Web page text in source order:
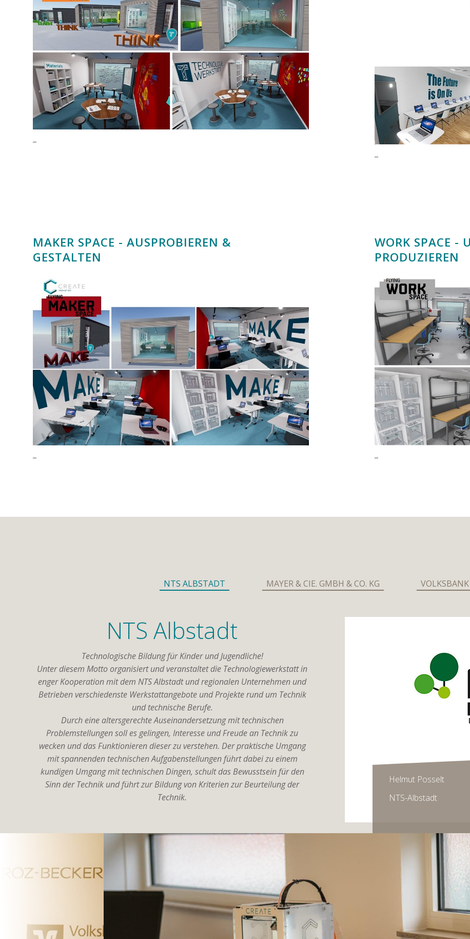
MAKER SPACE - AUSPROBIEREN &
GESTALTEN
WORK SPACE -
PRODUZIEREN
NTS ALBSTADT MAYER & CIE. GMBH & CO. KG
NTS Albstadt
Technologische Bildung für Kinder und Jugendliche!
Unter diesem Motto organisiert und veranstaltet die Technologiewerkstatt in
enger Kooperation mit dem NTS Albstadt und regionalen Unternehmen und
Betrieben verschiedenste Werkstattangebote und Projekte rund um Technik
und technische Berufe.
Durch eine altersgerechte Auseinandersetzung mit technischen
Problemstellungen soll es gelingen, Interesse und Freude an Technik zu
wecken und das Funktionieren dieser zu verstehen. Der praktische Umgang
mit spannenden technischen Aufgabenstellungen führt dabei zu einem
kundigen Umgang mit technischen Dingen, schult das Bewusstsein für den
Sinn der Technik und führt zur Bildung von Kriterien zur Beurteilung der
Technik.
Helmut Posselt
NTS-Albstadt